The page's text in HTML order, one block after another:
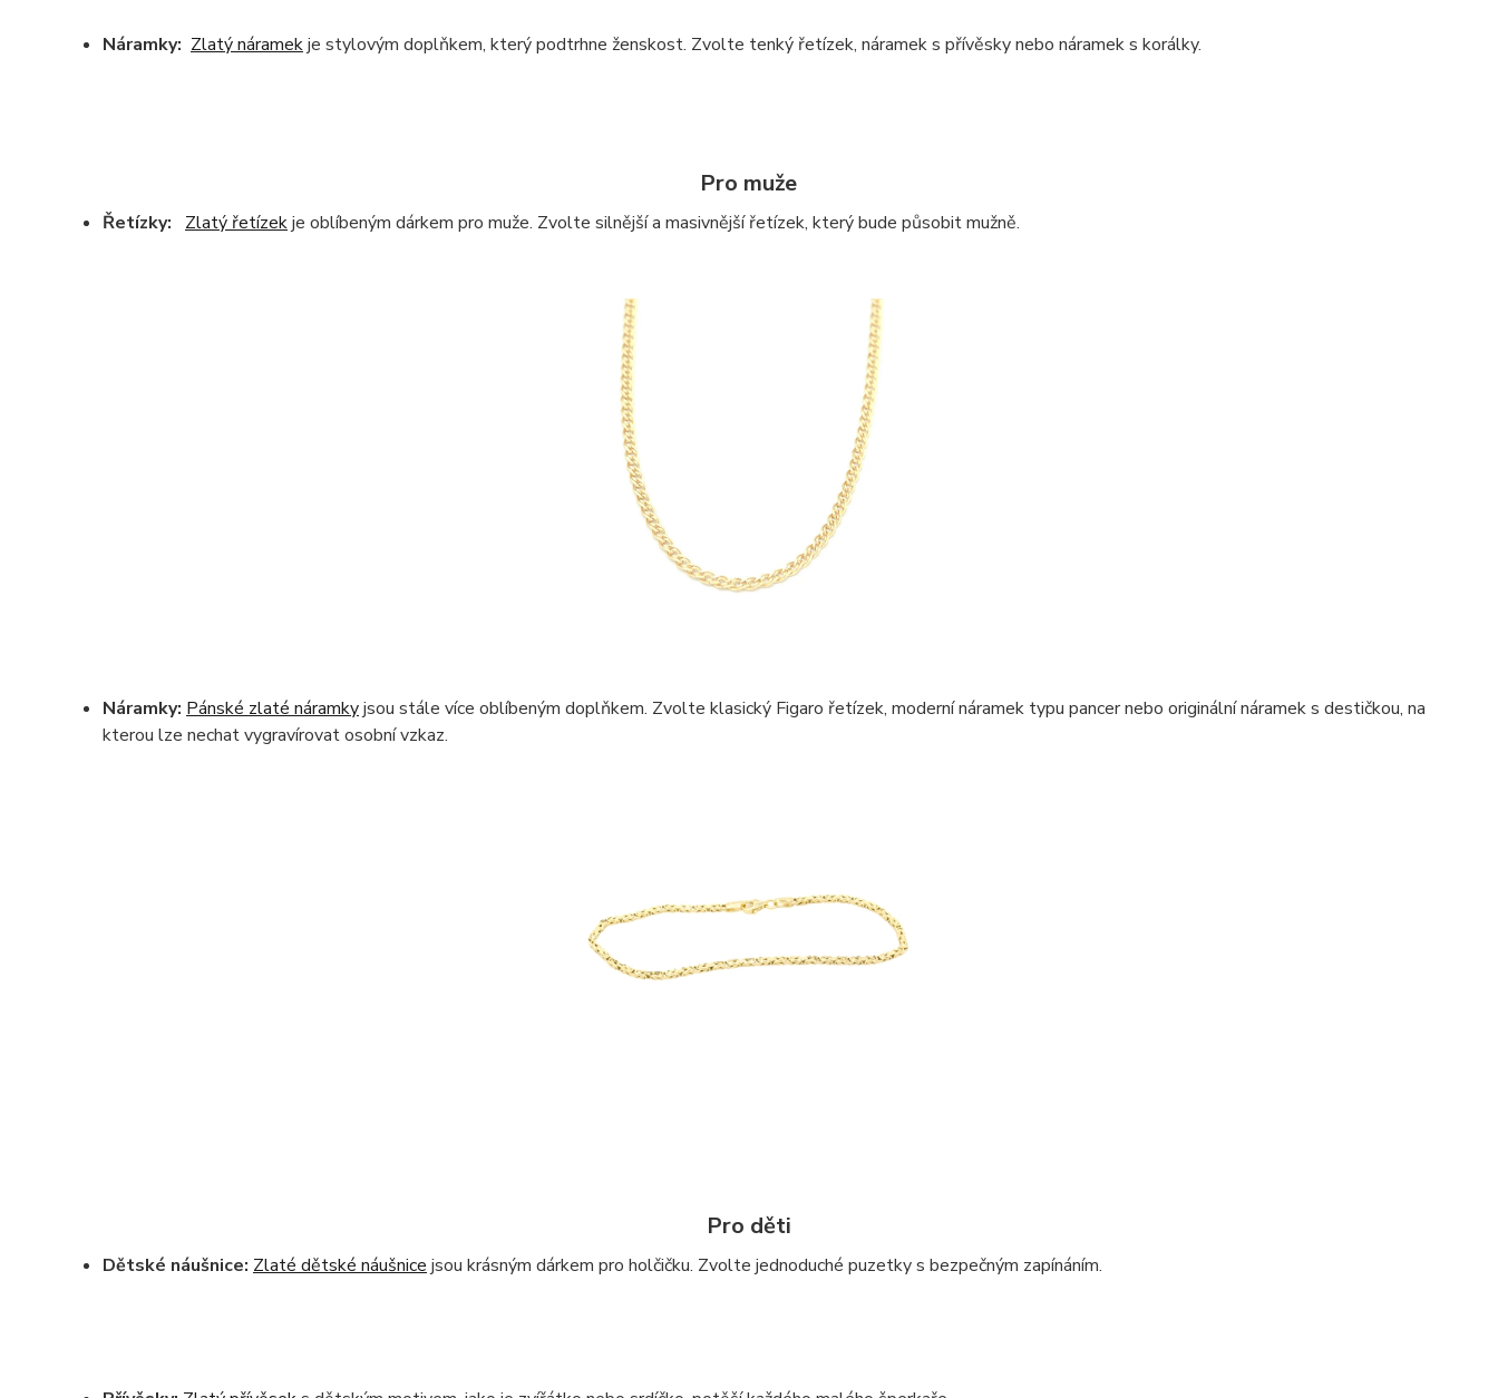
Náramky: Zlatý náramekje stylovým doplňkem, který podtrhne ženskost. Zvolte tenký řetízek, náramek s přívěsky nebo náramek s korálky.
Pro muže
Řetízky: Zlatý řetízekje oblíbeným dárkem pro muže. Zvolte silnější a masivnější řetízek, který bude působit mužně.
Náramky: Pánské zlaté náramkyjsou stále více oblíbeným doplňkem. Zvolte klasický Figaro řetízek, moderní náramek typu pancer nebo originální náramek s destičkou, na
kterou lze nechat vygravírovat osobní vzkaz.
Pro děti
Dětské náušnice: Zlaté dětské náušnice jsou krásným dárkem pro holčičku. Zvolte jednoduché puzetky s bezpečným zapínáním.